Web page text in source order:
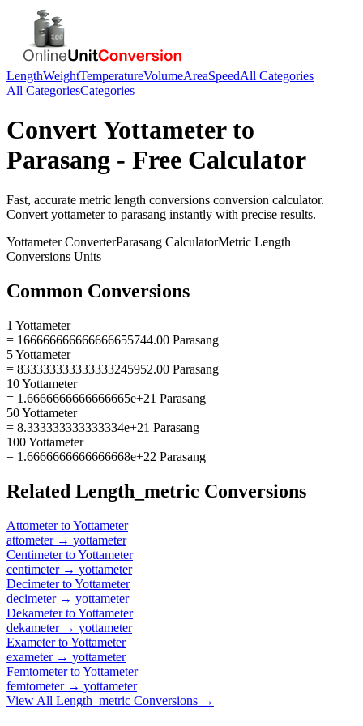
LengthWeightTemperatureVolumeAreaSpeedAll Categories
All CategoriesCategories
ConvertYottameterto
Parasang - Free Calculator
Fast, accurate metric length conversions conversion calculator.
Convert yottameterto parasang instantly with precise results.
YottameterConverterParasang CalculatorMetric Length
Conversions Units
Common Conversions
1 Yottameter
= 166666666666666655744.00 Parasang
5 Yottameter
= 833333333333333245952.00 Parasang
10 Yottameter
= 1.6666666666666665e+21 Parasang
50 Yottameter
= 8.333333333333334e+21 Parasang
100 Yottameter
= 1.6666666666666668e+22 Parasang
Related Length_metric Conversions
AttometertoYottameter
attometer→ yottameter
CentimetertoYottameter
centimeter→ yottameter
DecimetertoYottameter
decimeter→ yottameter
DekametertoYottameter
dekameter→ yottameter
ExametertoYottameter
exameter→ yottameter
FemtometertoYottameter
femtometer→ yottameter
View All Length_metric Conversions →